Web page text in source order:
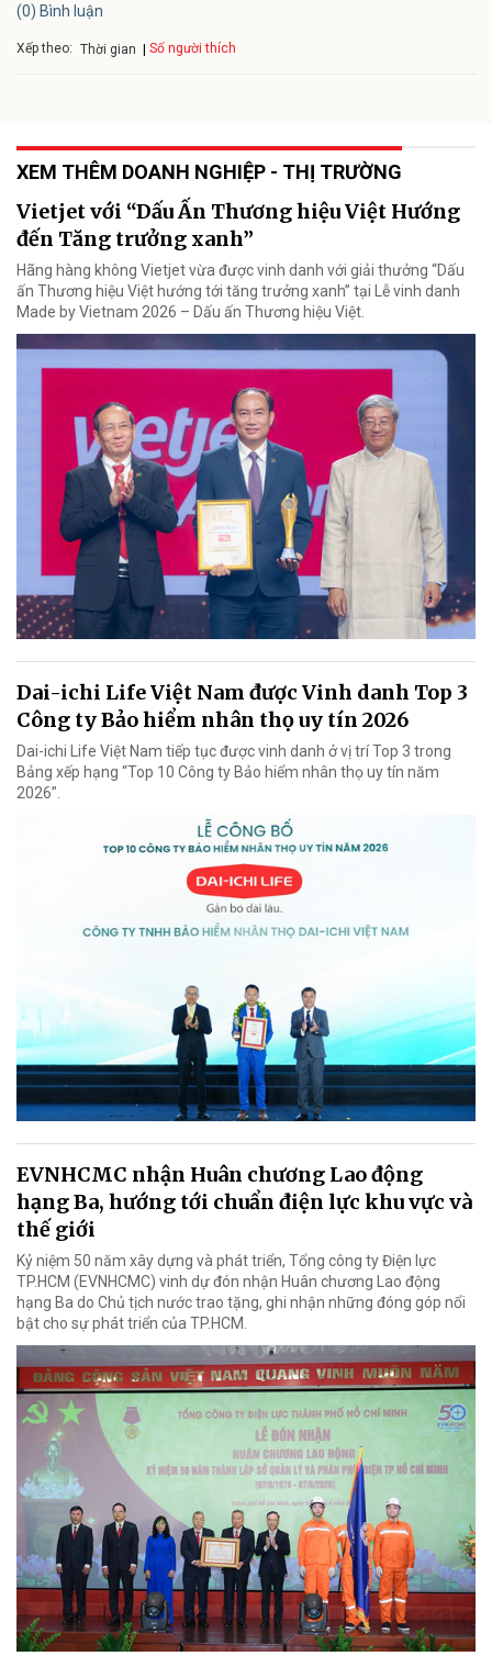
(0) Bình luận
Xếp theo: Thời gian Số người thích
XEM THÊM DOANH NGHIỆP - THỊ TRƯỜNG
Vietjet với “Dấu Ấn Thương hiệu Việt Hướng
đến Tăng trưởng xanh”
Hãng hàng không Vietjet vừa được vinh danh với giải thưởng “Dấu
ấn Thương hiệu Việt hướng tới tăng trưởng xanh” tại Lễ vinh danh
Made by Vietnam 2026 – Dấu ấn Thương hiệu Việt.
Dai-ichi Life Việt Nam được Vinh danh Top 3
Công ty Bảo hiểm nhân thọ uy tín 2026
Dai-ichi Life Việt Nam tiếp tục được vinh danh ở vị trí Top 3 trong
Bảng xếp hạng “Top 10 Công ty Bảo hiểm nhân thọ uy tín năm
2026”.
EVNHCMC nhận Huân chương Lao động
hạng Ba, hướng tới chuẩn điện lực khu vực và
thế giới
Kỷ niệm 50 năm xây dựng và phát triển, Tổng công ty Điện lực
TP.HCM (EVNHCMC) vinh dự đón nhận Huân chương Lao động
hạng Ba do Chủ tịch nước trao tặng, ghi nhận những đóng góp nổi
bật cho sự phát triển của TP.HCM.